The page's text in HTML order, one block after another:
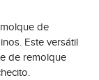
de
Este versátil
de remolque